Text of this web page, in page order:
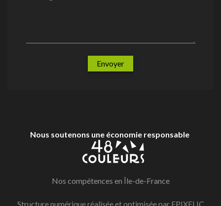
Envoyer
Nous soutenons une économie responsable
Nos compétences en Île-de-France
Structure numérique réalisée et optimisée par EPIXELIC